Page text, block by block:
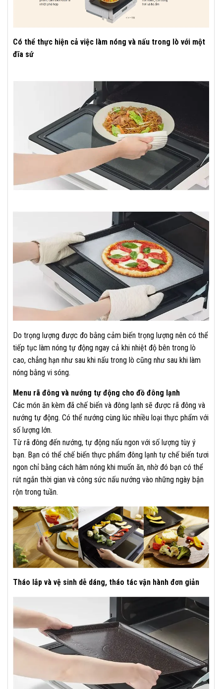
Có thể thực hiện cả việc làm nóng và nấu trong lò với một
đĩa sứ
Do trọng lượng được đo bằng cảm biến trọng lượng nên có thể
tiếp tục làm nóng tự động ngay cả khi nhiệt độ bên trong lò
cao, chẳng hạn như sau khi nấu trong lò cũng như sau khi làm
nóng bằng vi sóng.
Menu rã đông và nướng tự động cho đồ đông lạnh
Các món ăn kèm đã chế biến và đông lạnh sẽ được rã đông và
nướng tự động. Có thể nướng cùng lúc nhiều loại thực phẩm với
số lượng lớn.
Từ rã đông đến nướng, tự động nấu ngon với số lượng tùy ý
bạn. Bạn có thể chế biến thực phẩm đông lạnh tự chế biến tươi
ngon chỉ bằng cách hâm nóng khi muốn ăn, nhờ đó bạn có thể
rút ngắn thời gian và công sức nấu nướng vào những ngày bận
rộn trong tuần.
Tháo lắp và vệ sinh dễ dáng, tháo tác vận hành đơn giản